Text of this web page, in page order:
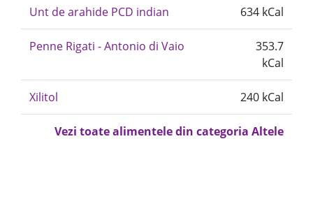
Unt de arahide PCD indian 634 kCal
Penne Rigati - Antonio di Vaio
353.7
kCal
Xilitol 240 kCal
Vezi toate alimentele din categoria Altele